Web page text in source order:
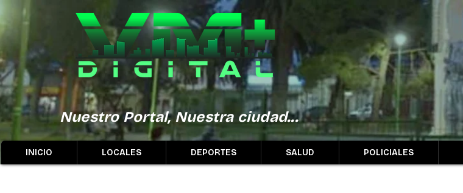
Nuestro Portal, Nuestra ciudad...
INICIO LOCALES DEPORTES SALUD POLICIALES